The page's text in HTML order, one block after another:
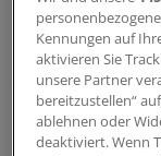
Rezept-Boni
Dagegen
es dadurch – so
"langfristig
Kennungen auf
aktivieren Sie
unsere Partner
bereitzustellen“
ablehnen oder
deaktiviert. Wenn